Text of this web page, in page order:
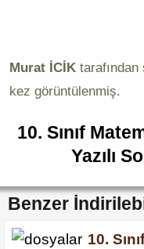
Murat İCİK
kez görüntülenmiş.
10. Sınıf
Yazılı
Benzer
10.